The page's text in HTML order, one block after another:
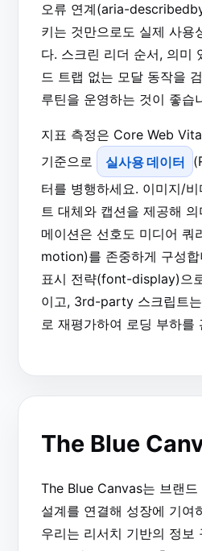
오류 연계(aria-
키는 것만으로도 실제 사용
다. 스크린 리더 순서, 의미
드 트랩 없는 모달 동작을
루틴을 운영하는 것이 좋습
지표 측정은 Core Web
기준으로
실사용 데이터
터를 병행하세요. 이미지/
트 대체와 캡션을 제공해
메이션은 선호도 미디어
motion)를 존중하게 구성
표시 전략(font-display)으
이고, 3rd-party 스크립트
로 재평가하여 로딩 부하를
The Blue
The Blue Canvas는 브랜
설계를 연결해 성장에 기여
우리는 리서치 기반의 정보